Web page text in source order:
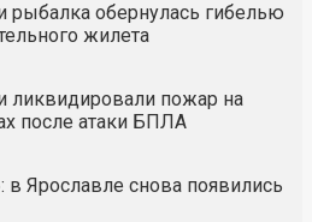
рыбалка обернулась гибелью
жилета
ликвидировали пожар на
после атаки БПЛА
в Ярославле снова появились